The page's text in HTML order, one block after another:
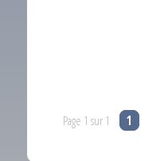
Page 1 sur 1 1